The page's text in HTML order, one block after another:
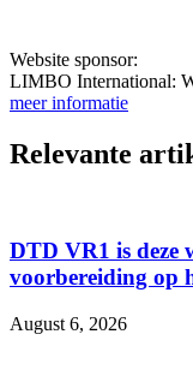
Website sponsor:
LIMBO International:
meer informatie
Relevante
DTD VR1 is deze
voorbereiding op
August 6, 2026